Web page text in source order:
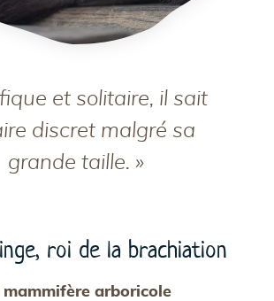
et solitaire, il sait
discret malgré sa
grande taille. »
roi de la brachiation
mammifère arboricole